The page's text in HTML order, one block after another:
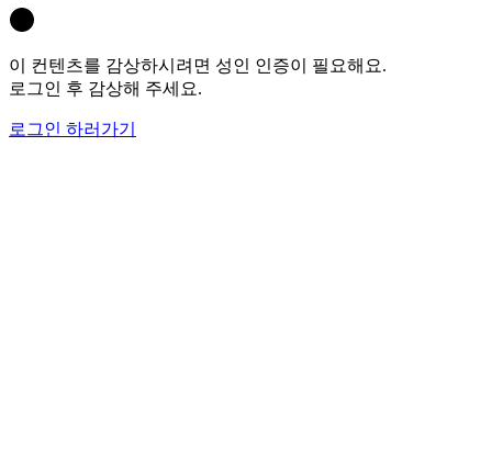
이 컨텐츠를 감상하시려면 성인 인증이 필요해요.
로그인 후 감상해 주세요.
로그인 하러가기